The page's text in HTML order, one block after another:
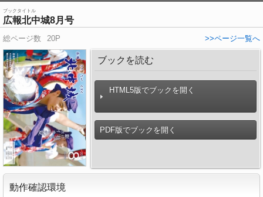
ブックタイトル
広報北中城8月号
総ページ数 20P >>ページ一覧へ
ブックを読む
HTML5版でブックを開く
PDF版でブックを開く
動作確認環境